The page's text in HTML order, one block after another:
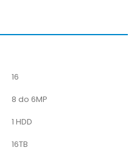
16
8 do 6MP
1 HDD
16TB